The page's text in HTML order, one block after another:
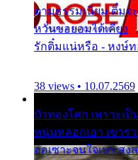
ตามธรรมเนียม ติ๋มจ
หวั่นขอยอมได้เคียง
รักติ๋มแน่หรือ - หงษ์ท
38 views • 10.07.2569
บัวทองโศก เพราะเ
หนุ่มหลอกเอา เขาร
ออเซาะจนใจเบา สง